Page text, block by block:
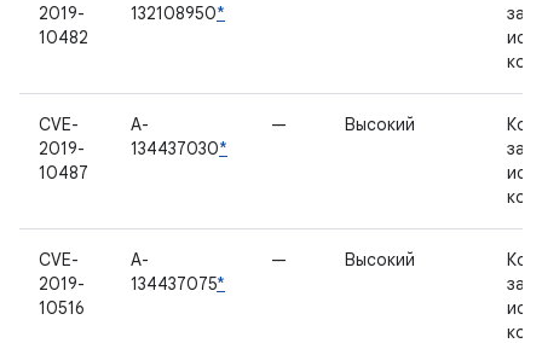
2019-
10482
132108950*
CVE-
2019-
10487
A-
134437030*
— Высокий
CVE-
2019-
10516
A-
134437075*
— Высокий